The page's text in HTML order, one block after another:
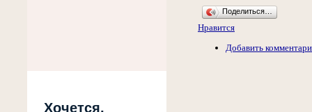
Хочется,
Поделиться…
Нравится
Добавить